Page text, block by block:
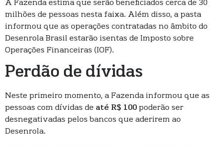
A Fazenda estima que serão beneficiados cerca de 30
milhões de pessoas nesta faixa. Além disso, a pasta
informou que as operações contratadas no âmbito do
Desenrola Brasil estarão isentas de Imposto sobre
Operações Financeiras (IOF).
Perdão de dívidas
Neste primeiro momento, a Fazenda informou que as
pessoas com dívidas de até R$ 100 poderão ser
desnegativadas pelos bancos que aderirem ao
Desenrola.